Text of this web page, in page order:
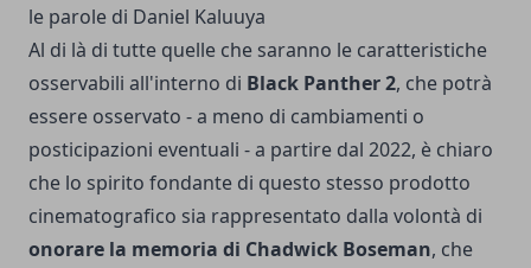
le parole di Daniel Kaluuya
Al di là di tutte quelle che saranno le caratteristiche
osservabili all'interno di Black Panther 2, che potrà
essere osservato - a meno di cambiamenti o
posticipazioni eventuali - a partire dal 2022, è chiaro
che lo spirito fondante di questo stesso prodotto
cinematografico sia rappresentato dalla volontà di
onorare la memoria di Chadwick Boseman, che